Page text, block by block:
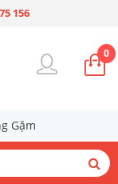
156
0
Gặm